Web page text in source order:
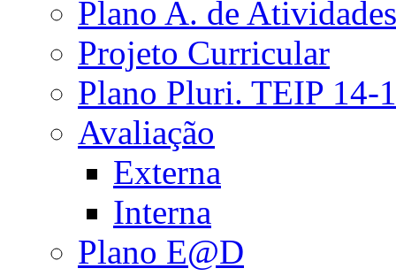
Plano A. de Atividades
Projeto Curricular
Plano Pluri. TEIP 14-
Avaliação
Externa
Interna
Plano E@D